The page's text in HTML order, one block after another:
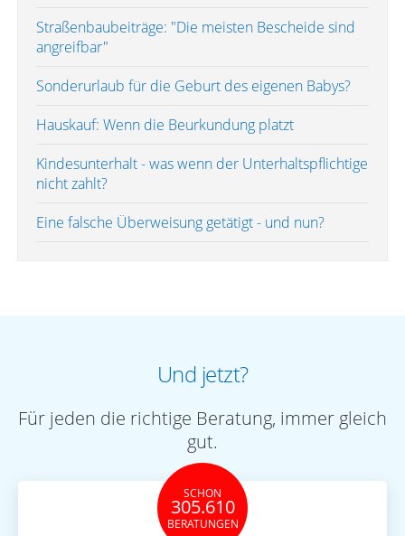
Straßenbaubeiträge: "Die meisten Bescheide sind
angreifbar"
Sonderurlaub für die Geburt des eigenen Babys?
Hauskauf: Wenn die Beurkundung platzt
Kindesunterhalt - was wenn der Unterhaltspflichtige
nicht zahlt?
Eine falsche Überweisung getätigt - und nun?
Und jetzt?
Für jeden die richtige Beratung, immer gleich
gut.
SCHON
305.610
BERATUNGEN